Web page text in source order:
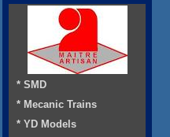
* SMD
* Mecanic Trains
* YD Models